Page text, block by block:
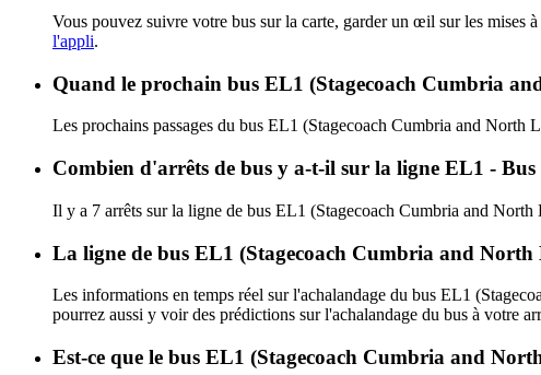
Vous pouvez suivre votre bus sur la carte, garder un œil sur les mises
l'appli.
Quand le prochain bus EL1 (Stagecoach Cumbria
Les prochains passages du bus EL1 (Stagecoach Cumbria and North
Combien d'arrêts de bus y a-t-il sur la ligne EL1 -
Il y a 7 arrêts sur la ligne de bus EL1 (Stagecoach Cumbria and North
La ligne de bus EL1 (Stagecoach Cumbria and North
Les informations en temps réel sur l'achalandage du bus EL1
pourrez aussi y voir des prédictions sur l'achalandage du bus à votre
Est-ce que le bus EL1 (Stagecoach Cumbria and